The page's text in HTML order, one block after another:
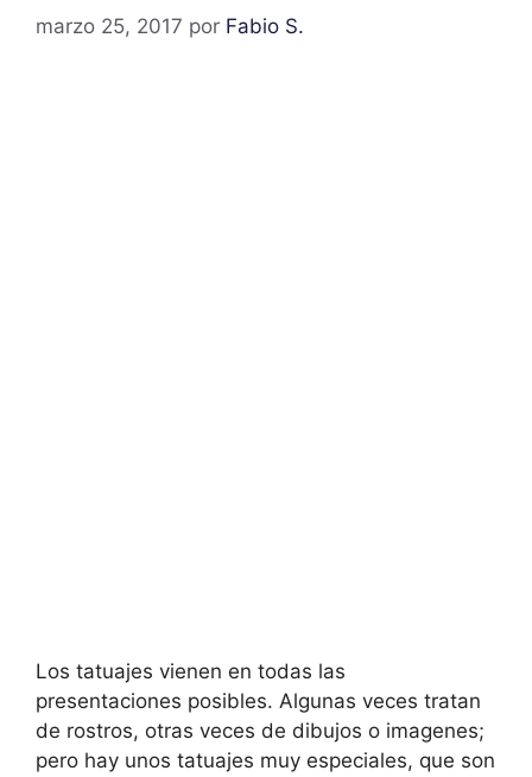
marzo 25, 2017 por Fabio S.
Los tatuajes vienen en todas las
presentaciones posibles. Algunas veces tratan
de rostros, otras veces de dibujos o imagenes;
pero hay unos tatuajes muy especiales, que son